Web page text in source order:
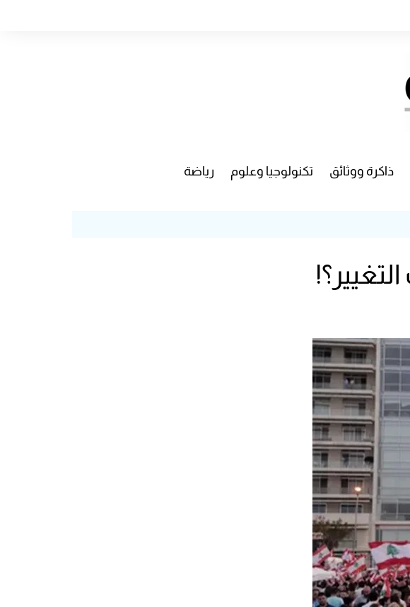
ذاكرة ووثائق تكنولوجيا وعلوم رياضة